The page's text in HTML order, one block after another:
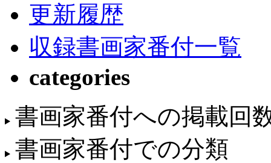
更新履歴
収録書画家番付一覧
categories
書画家番付への掲載回
書画家番付での分類